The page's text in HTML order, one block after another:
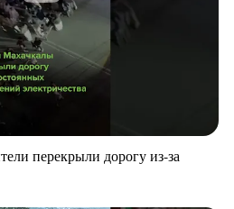
перекрыли дорогу из-за